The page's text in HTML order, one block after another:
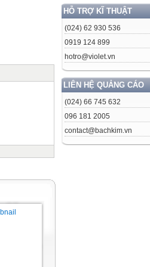
HỖ TRỢ KĨ THUẬT
(024) 62 930 536
0919 124 899
hotro@violet.vn
LIÊN HỆ QUẢNG CÁO
(024) 66 745 632
096 181 2005
contact@bachkim.vn